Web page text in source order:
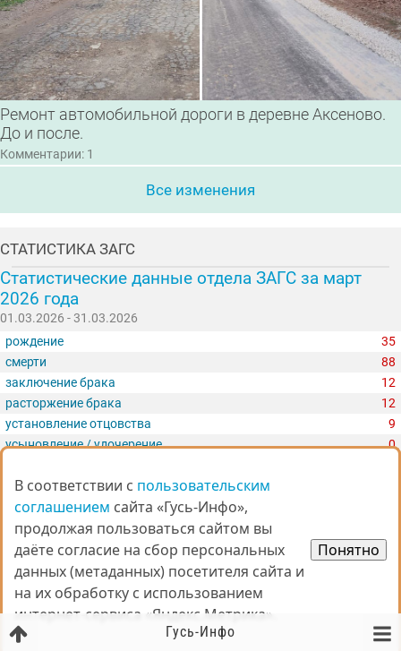
Ремонт автомобильной дороги в деревне Аксеново.
До и после.
Комментарии: 1
Все изменения
СТАТИСТИКА ЗАГС
Статистические данные отдела ЗАГС за март
2026 года
01.03.2026 - 31.03.2026
рождение
35
смерти
88
заключение брака
12
расторжение брака
12
установление отцовства
9
усыновление / удочерение
0
Комментарии: 0
Вся статистика
ПРОШЕДШИЕ ОПРОСЫ
Хотите, чтобы детский клуб «Антошка» в ТЦ
«Радуга» стал больше и интереснее?
Комментарии: 10
Гусь-Инфо
В соответствии с пользовательским
соглашением сайта «Гусь-Инфо»,
продолжая пользоваться сайтом вы
даёте согласие на сбор персональных
данных (метаданных) посетителя сайта и
на их обработку с использованием
интернет-сервиса «Яндекс.Метрика».
Понятно
В соответствии с пользовательским
соглашением сайта «Гусь-Инфо»,
продолжая пользоваться сайтом вы
даёте согласие на сбор персональных
данных (метаданных) посетителя сайта и
на их обработку с использованием
интернет-сервиса «Яндекс.Метрика».
Понятно